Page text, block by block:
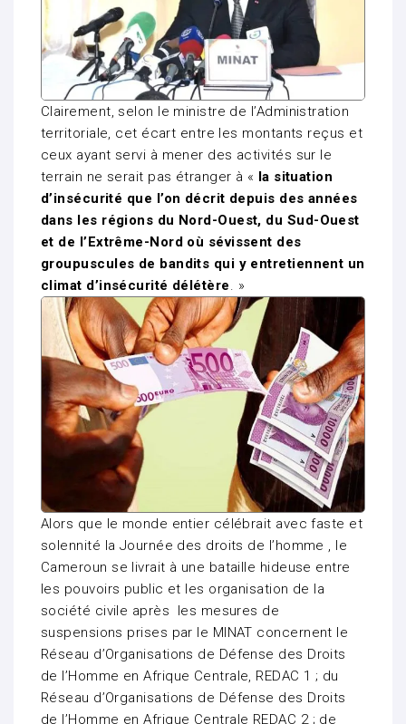
Clairement, selon le ministre de l’Administration
territoriale, cet écart entre les montants reçus et
ceux ayant servi à mener des activités sur le
terrain ne serait pas étranger à « la situation
d’insécurité que l’on décrit depuis des années
dans les régions du Nord-Ouest, du Sud-Ouest
et de l’Extrême-Nord où sévissent des
groupuscules de bandits qui y entretiennent un
climat d’insécurité délétère. »
Alors que le monde entier célébrait avec faste et
solennité la Journée des droits de l’homme , le
Cameroun se livrait à une bataille hideuse entre
les pouvoirs public et les organisation de la
société civile après les mesures de
suspensions prises par le MINAT concernent le
Réseau d’Organisations de Défense des Droits
de l’Homme en Afrique Centrale, REDAC 1 ; du
Réseau d’Organisations de Défense des Droits
de l’Homme en Afrique Centrale REDAC 2 ; de